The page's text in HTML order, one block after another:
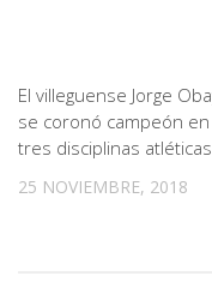
El villeguense Jorge
se coronó campeón en
tres disciplinas atléticas
25 NOVIEMBRE, 2018